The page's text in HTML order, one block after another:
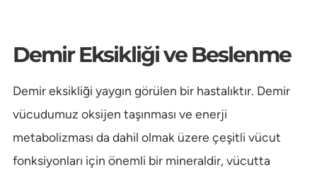
Demir Eksikliği ve Beslenme
Demir eksikliği yaygın görülen bir hastalıktır. Demir
vücudumuz oksijen taşınması ve enerji
metabolizması da dahil olmak üzere çeşitli vücut
fonksiyonları için önemli bir mineraldir, vücutta